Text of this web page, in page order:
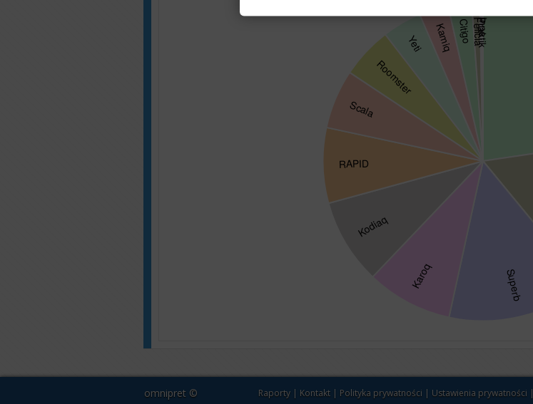
omnipret © Raporty | Kontakt | Polityka prywatności | Ustawienia prywatności |